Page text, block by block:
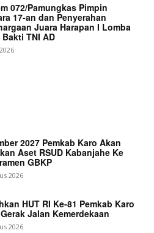
072/Pamungkas Pimpin
17-an dan Penyerahan
Juara Harapan I Lomba
Bakti TNI AD
2027 Pemkab Karo Akan
Aset RSUD Kabanjahe Ke
GBKP
2026
HUT RI Ke-81 Pemkab Karo
Jalan Kemerdekaan
2026